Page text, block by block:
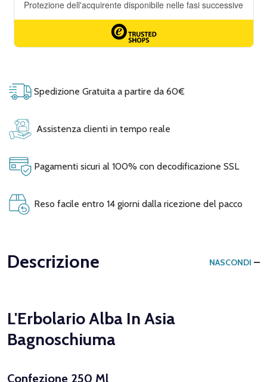
Spedizione Gratuita a partire da 60€
Assistenza clienti in tempo reale
Pagamenti sicuri al 100% con decodificazione SSL
Reso facile entro 14 giorni dalla ricezione del pacco
Descrizione NASCONDI
L'Erbolario Alba In Asia
Bagnoschiuma
Confezione 250 Ml